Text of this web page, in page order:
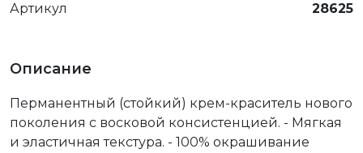
Артикул
28625
Описание
Перманентный (стойкий) крем-краситель нового
поколения с восковой консистенцией. - Мягкая
и эластичная текстура. - 100% окрашивание